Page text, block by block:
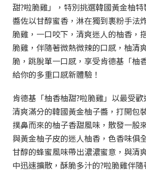
甜?啦脆雞」，特別挑選韓國黃金柚
醬佐以甘醇蜜香，淋在獨到裹粉手法
脆雞，一口咬下，清爽迷人的柚香，
脆雞，伴隨著微熱微辣的口感，柚清
脆，跳脫單一口感，享受肯德基「柚
給你的多重口感新體驗！
肯德基「柚香柚甜?啦脆雞」以最受
清爽滿分的韓國黃金柚子醬，打開包
撲鼻而來的柚子香甜風味，散發一股
與黃金柚子皮的迷人柚香，色香味俱
甘醇的蜂蜜風味帶出濃濃蜜意，與清
中迅速擴散，酥脆多汁的?啦脆雞伴